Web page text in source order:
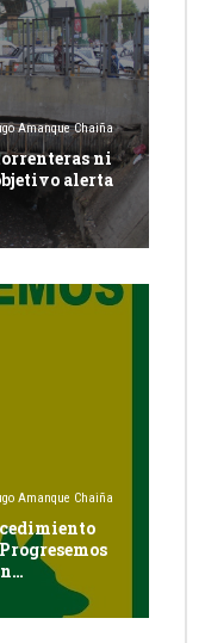
Amanque Chaiña
ni
alerta
Amanque Chaiña